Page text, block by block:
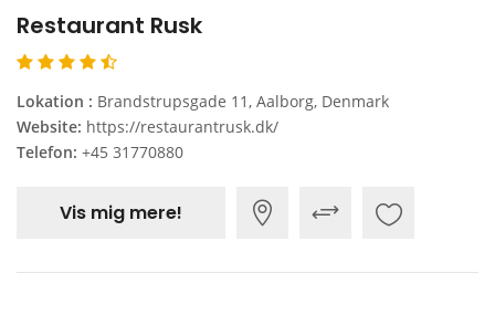
Restaurant Rusk
Lokation : Brandstrupsgade 11, Aalborg, Denmark
Website: https://restaurantrusk.dk/
Telefon: +45 31770880
Vis mig mere!